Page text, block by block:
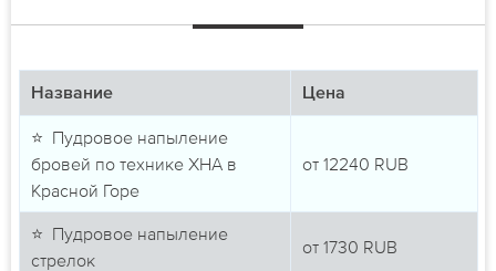
Название Цена
⭐ Пудровое напыление
бровей по технике ХНА в
Красной Горе
от 12240 RUB
⭐ Пудровое напыление
стрелок
от 1730 RUB